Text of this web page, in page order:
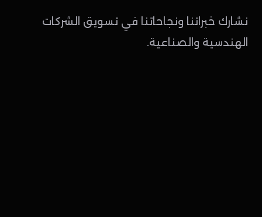
نشارك خبراتنا ونجاحاتنا في تسويق الشركات
الهندسية والصناعية.